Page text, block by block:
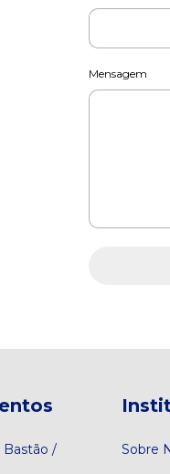
Mensagem
Bastão /
Sobre